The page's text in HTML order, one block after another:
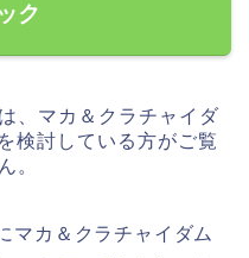
ク
、マカ＆クラチャイダ
検討している方がご覧
。
マカ＆クラチャイダム